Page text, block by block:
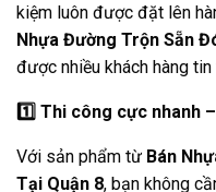
kiệm luôn được đặt lên
Nhựa Đường Trộn Sẵn
được nhiều khách hàng
1️ Thi công cực nhanh
Với sản phẩm từ Bán
Tại Quận 8, bạn không